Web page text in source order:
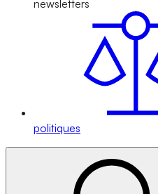
newsletters
politiques